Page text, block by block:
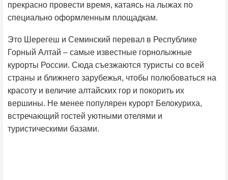
прекрасно провести время, катаясь на лыжах по
специально оформленным площадкам.
Это Шерегеш и Семинский перевал в Республике
Горный Алтай – самые известные горнолыжные
курорты России. Сюда съезжаются туристы со всей
страны и ближнего зарубежья, чтобы полюбоваться на
красоту и величие алтайских гор и покорить их
вершины. Не менее популярен курорт Белокуриха,
встречающий гостей уютными отелями и
туристическими базами.